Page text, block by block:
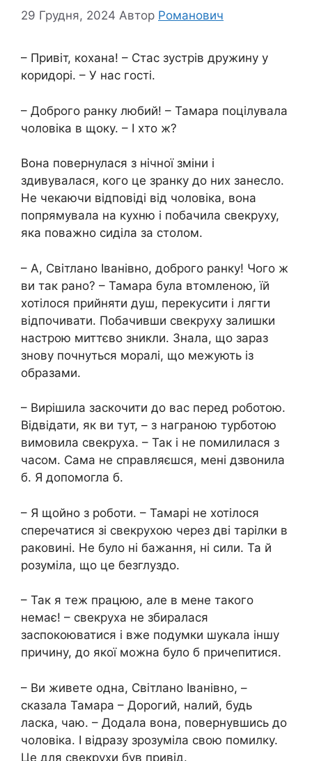
29 Грудня, 2024 Автор Романович
– Привіт, кохана! – Стас зустрів дружину у
коридорі. – У нас гості.
– Доброго ранку любий! – Тамара поцілувала
чоловіка в щоку. – І хто ж?
Вона повернулася з нічної зміни і
здивувалася, кого це зранку до них занесло.
Не чекаючи відповіді від чоловіка, вона
попрямувала на кухню і побачила свекруху,
яка поважно сиділа за столом.
– А, Світлано Іванівно, доброго ранку! Чого ж
ви так рано? – Тамара була втомленою, їй
хотілося прийняти душ, перекусити і лягти
відпочивати. Побачивши свекруху залишки
настрою миттєво зникли. Знала, що зараз
знову почнуться моралі, що межують із
образами.
– Вирішила заскочити до вас перед роботою.
Відвідати, як ви тут, – з награною турботою
вимовила свекруха. – Так і не помилилася з
часом. Сама не справляєшся, мені дзвонила
б. Я допомогла б.
– Я щойно з роботи. – Тамарі не хотілося
сперечатися зі свекрухою через дві тарілки в
раковині. Не було ні бажання, ні сили. Та й
розуміла, що це безглуздо.
– Так я теж працюю, але в мене такого
немає! – свекруха не збиралася
заспокоюватися і вже подумки шукала іншу
причину, до якої можна було б причепитися.
– Ви живете одна, Світлано Іванівно, –
сказала Тамара – Дорогий, налий, будь
ласка, чаю. – Додала вона, повернувшись до
чоловіка. І відразу зрозуміла свою помилку.
Це для свекрухи був привід.